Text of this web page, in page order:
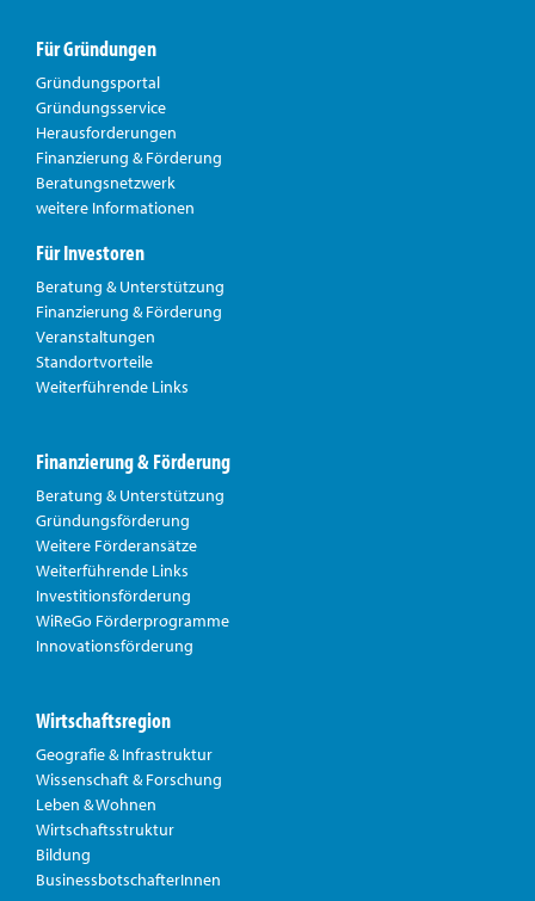
Für Gründungen
Gründungsportal
Gründungsservice
Herausforderungen
Finanzierung & Förderung
Beratungsnetzwerk
weitere Informationen
Für Investoren
Beratung & Unterstützung
Finanzierung & Förderung
Veranstaltungen
Standortvorteile
Weiterführende Links
Finanzierung & Förderung
Beratung & Unterstützung
Gründungsförderung
Weitere Förderansätze
Weiterführende Links
Investitionsförderung
WiReGo Förderprogramme
Innovationsförderung
Wirtschaftsregion
Geografie & Infrastruktur
Wissenschaft & Forschung
Leben & Wohnen
Wirtschaftsstruktur
Bildung
BusinessbotschafterInnen